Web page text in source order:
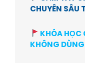
CHUYÊN SÂU
KHÓA HỌC
KHÔNG